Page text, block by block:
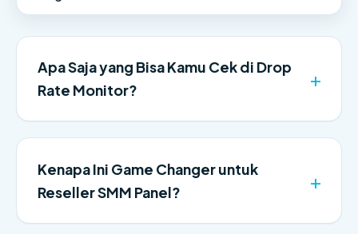
Apa Saja yang Bisa Kamu Cek di Drop
Rate Monitor?
Kenapa Ini Game Changer untuk
Reseller SMM Panel?